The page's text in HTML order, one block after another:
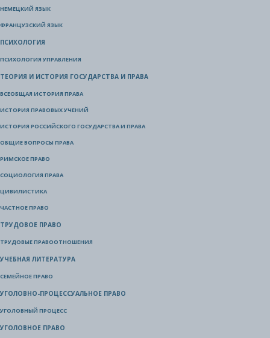
НЕМЕЦКИЙ ЯЗЫК
ФРАНЦУЗСКИЙ ЯЗЫК
ПСИХОЛОГИЯ
ПСИХОЛОГИЯ УПРАВЛЕНИЯ
ТЕОРИЯ И ИСТОРИЯ ГОСУДАРСТВА И ПРАВА
ВСЕОБЩАЯ ИСТОРИЯ ПРАВА
ИСТОРИЯ ПРАВОВЫХ УЧЕНИЙ
ИСТОРИЯ РОССИЙСКОГО ГОСУДАРСТВА И ПРАВА
ОБЩИЕ ВОПРОСЫ ПРАВА
РИМСКОЕ ПРАВО
СОЦИОЛОГИЯ ПРАВА
ЦИВИЛИСТИКА
ЧАСТНОЕ ПРАВО
ТРУДОВОЕ ПРАВО
ТРУДОВЫЕ ПРАВООТНОШЕНИЯ
УЧЕБНАЯ ЛИТЕРАТУРА
СЕМЕЙНОЕ ПРАВО
УГОЛОВНО-ПРОЦЕССУАЛЬНОЕ ПРАВО
УГОЛОВНЫЙ ПРОЦЕСС
УГОЛОВНОЕ ПРАВО